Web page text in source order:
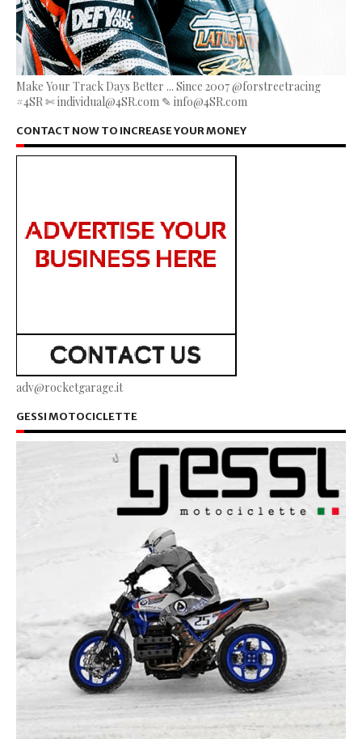
Make Your Track Days Better ... Since 2007 @forstreetracing
#4SR ✄ individual@4SR.com ✎ info@4SR.com
CONTACT NOW TO INCREASE YOUR MONEY
adv@rocketgarage.it
GESSI MOTOCICLETTE